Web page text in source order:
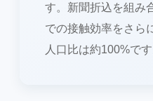
す。新聞折込を組み
での接触効率をさら
人口比は約100%です